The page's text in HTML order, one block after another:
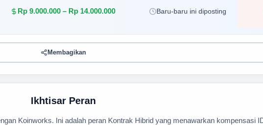
Rp 9.000.000 – Rp 14.000.000 Baru-baru ini diposting
Membagikan
Ikhtisar Peran
Koinworks. Ini adalah peran Kontrak Hibrid yang menawarkan kompensasi